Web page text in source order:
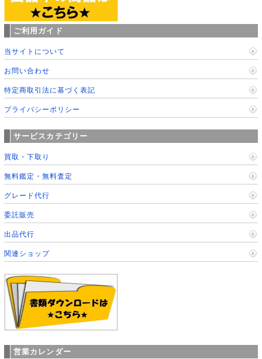
ご利用ガイド
当サイトについて
お問い合わせ
特定商取引法に基づく表記
プライバシーポリシー
サービスカテゴリー
買取・下取り
無料鑑定・無料査定
グレード代行
委託販売
出品代行
関連ショップ
営業カレンダー